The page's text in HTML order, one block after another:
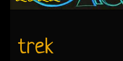
trek